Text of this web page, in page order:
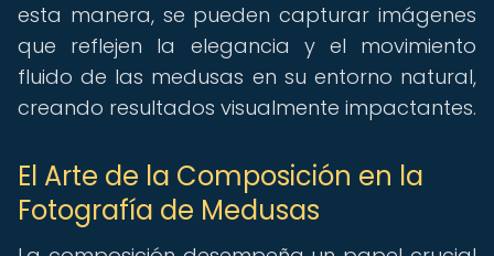
esta manera, se pueden capturar imágenes
que reflejen la elegancia y el movimiento
fluido de las medusas en su entorno natural,
creando resultados visualmente impactantes.
El Arte de la Composición en la
Fotografía de Medusas